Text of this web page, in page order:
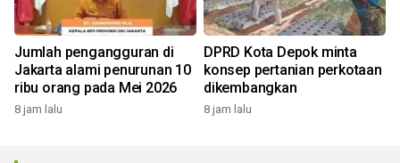
Jumlah pengangguran di
Jakarta alami penurunan 10
ribu orang pada Mei 2026
8 jam lalu
DPRD Kota Depok minta
konsep pertanian perkotaan
dikembangkan
8 jam lalu